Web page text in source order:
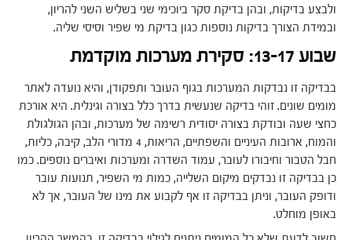
ולבצע בדיקות, ובהן בדיקת סקר ביוכימי שני בשליש השני להריון,
ובמידת הצורך בדיקות נוספות כגון בדיקת מי שפיר וסיסי שליה.
שבוע 13-17: סקירת מערכות מוקדמת
בבדיקה זו נבדקות המערכות בגוף העובר ותפקודן, והיא נועדה לאתר
מומים שונים. זוהי בדיקה שנעשית בדרך כלל בצורה וגינלית. היא אורכת
כחצי שעה ובודקת בצורה יסודית רשימה של מערכות, ובהן הגולגולת
והמוח, ארובות העיניים והשפתיים, הריאות, 4 מדורי הלב, קיבה, כליות,
חבל הטבור וחיבורו לעובר, עמוד השדרה ומערכות ואיברים נוספים. כמו
כן בבדיקה זו נבדקים מיקום השלייה, כמות מי השפיר, תנועות עובר
ודופק העובר, וניתן בבדיקה זו אף לקבוע את מינו של העובר, אך לא
באופן מוחלט.